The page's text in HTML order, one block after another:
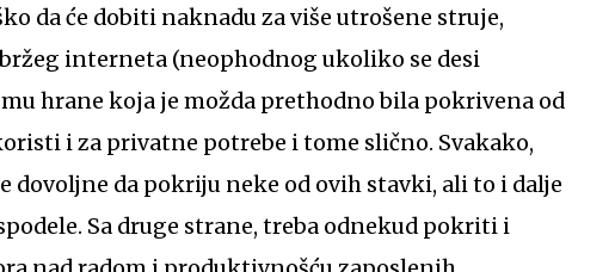
da će dobiti naknadu za više utrošene struje,
interneta (neophodnog ukoliko se desi
hrane koja je možda prethodno bila pokrivena od
i za privatne potrebe i tome slično. Svakako,
dovoljne da pokriju neke od ovih stavki, ali to i dalje
Sa druge strane, treba odnekud pokriti i